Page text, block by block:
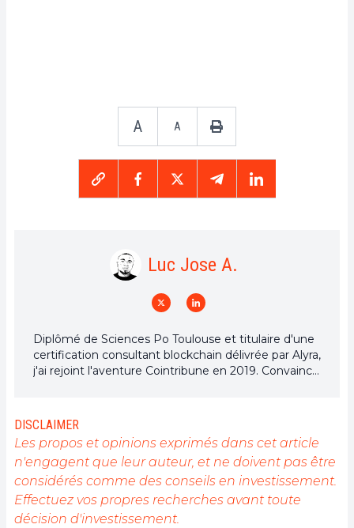
A A
Luc Jose A.
Diplômé de Sciences Po Toulouse et titulaire d'une
certification consultant blockchain délivrée par Alyra,
j'ai rejoint l'aventure Cointribune en 2019. Convaincu
l'engagement de sensibiliser et d'informer le grand
public sur cet écosystème en constante évolution.
Mon objectif est de permettre à chacun de mieux
comprendre la blockchain et de saisir les
opportunités qu'elle offre. Je m'efforce chaque jour
de fournir une analyse objective de l'actualité, de
décrypter les tendances du marché, de relayer les
DISCLAIMER
Les propos et opinions exprimés dans cet article
n'engagent que leur auteur, et ne doivent pas être
considérés comme des conseils en investissement.
Effectuez vos propres recherches avant toute
décision d'investissement.